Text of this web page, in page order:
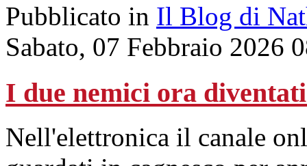
Pubblicato in Il Blog di
Sabato, 07 Febbraio 2026
I due nemici ora
Nell'elettronica il canale